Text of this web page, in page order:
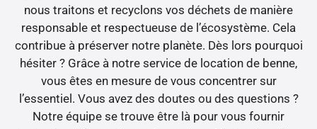
nous traitons et recyclons vos déchets de manière
responsable et respectueuse de l’écosystème. Cela
contribue à préserver notre planète. Dès lors pourquoi
hésiter ? Grâce à notre service de location de benne,
vous êtes en mesure de vous concentrer sur
l’essentiel. Vous avez des doutes ou des questions ?
Notre équipe se trouve être là pour vous fournir